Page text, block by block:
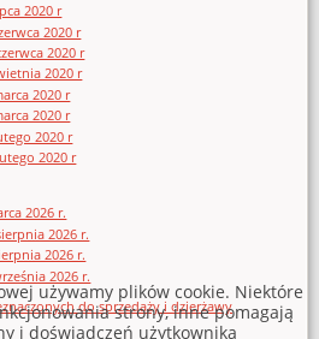
2020 r
2020 r
2020 r
2020 r
2020 r
2020 r
2020 r
2020 r
2026 r.
2026 r.
2026 r.
2026 r.
do sprzedaży i dzierżawy
używamy plików cookie. Niektóre
strony, inne pomagają
i doświadczeń użytkownika